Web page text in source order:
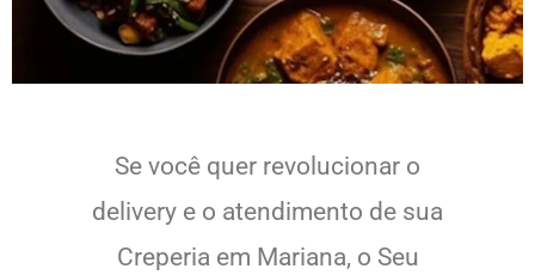
Se você quer revolucionar o
delivery e o atendimento de sua
Creperia em Mariana, o Seu